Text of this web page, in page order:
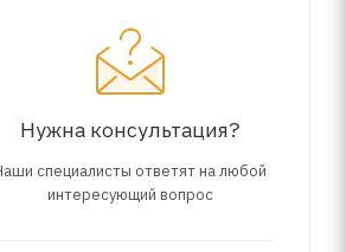
Нужна консультация?
специалисты ответят на любой
интересующий вопрос